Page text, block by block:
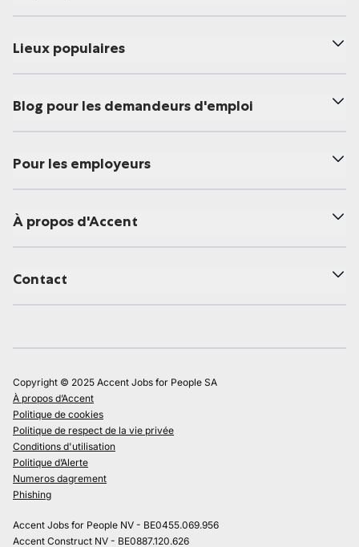
Lieux populaires
Blog pour les demandeurs d'emploi
Pour les employeurs
À propos d'Accent
Contact
Copyright © 2025 Accent Jobs for People SA
À propos d’Accent
Politique de cookies
Politique de respect de la vie privée
Conditions d'utilisation
Politique d’Alerte
Numeros dagrement
Phishing
Accent Jobs for People NV - BE0455.069.956
Accent Construct NV - BE0887.120.626